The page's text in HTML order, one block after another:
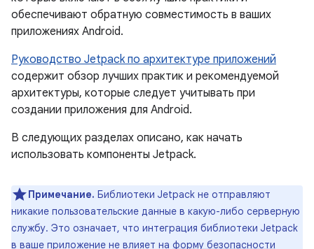
обеспечивают обратную совместимость в ваших
приложениях Android.
Руководство Jetpack по архитектуре приложений
содержит обзор лучших практик и рекомендуемой
архитектуры, которые следует учитывать при
создании приложения для Android.
В следующих разделах описано, как начать
использовать компоненты Jetpack.
Примечание. Библиотеки Jetpack не отправляют
никакие пользовательские данные в какую-либо серверную
службу. Это означает, что интеграция библиотеки Jetpack
в ваше приложение не влияет на форму безопасности